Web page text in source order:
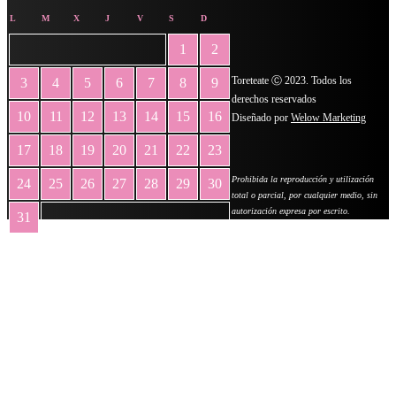
L M X J V S D
1 2
3 4 5 6 7 8 9
10 11 12 13 14 15 16
17 18 19 20 21 22 23
24 25 26 27 28 29 30
31
Toreteate Ⓒ 2023. Todos los
derechos reservados
Diseñado por Welow Marketing
Prohibida la reproducción y utilización
total o parcial, por cualquier medio, sin
autorización expresa por escrito.